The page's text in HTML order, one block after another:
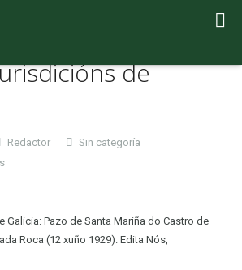
de
Redactor
Sin categoría
en
xurisdicións
de
Galicia: Pazo de Santa Mariña do Castro de
Roca (12 xuño 1929). Edita Nós,